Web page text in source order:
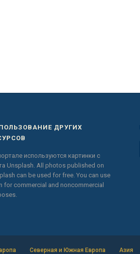
ДРУГИХ
используются картинки с
Unsplash. All photos published on
can be used for free.You can use
for commercial and noncommercial
Северная и Южная Европа Азия